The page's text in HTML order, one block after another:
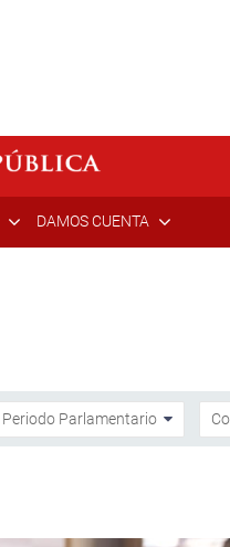
DAMOS CUENTA